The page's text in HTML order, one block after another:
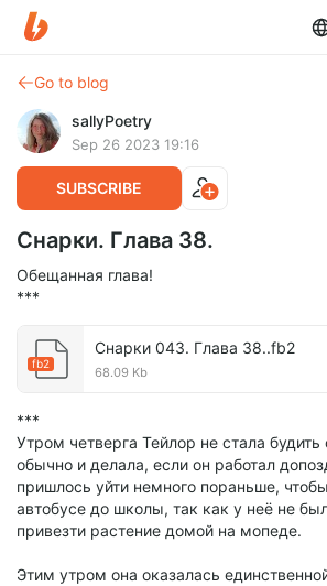
Go to blog
sallyPoetry
Sep 26 2023 19:16
SUBSCRIBE
Снарки. Глава 38.
Обещанная глава!
***
fb2
Снарки 043. Глава 38..fb2
68.09 Kb
***
Утром четверга Тейлор не стала будить
обычно и делала, если он работал
пришлось уйти немного пораньше,
автобусе до школы, так как у неё не
привезти растение домой на мопеде.
Этим утром она оказалась